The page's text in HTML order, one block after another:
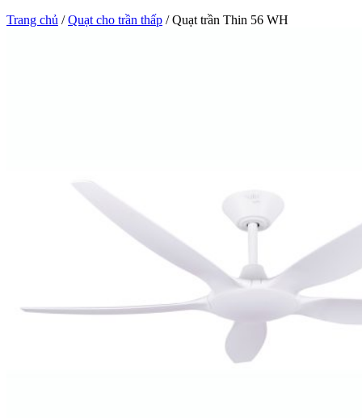
Trang chủ /Quạt cho trần thấp /Quạt trần Thin 56 WH